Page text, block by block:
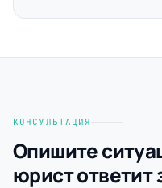
КОНСУЛЬТАЦИЯ
Опишите
юрист ответит